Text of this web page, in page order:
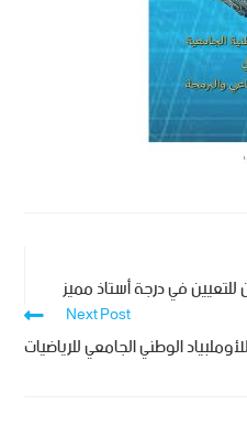
في درجة أستاذ مميز
Next Post
الوطني الجامعي للرياضيات